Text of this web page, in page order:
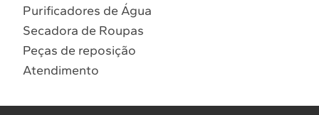
Purificadores de Água
Secadora de Roupas
Peças de reposição
Atendimento